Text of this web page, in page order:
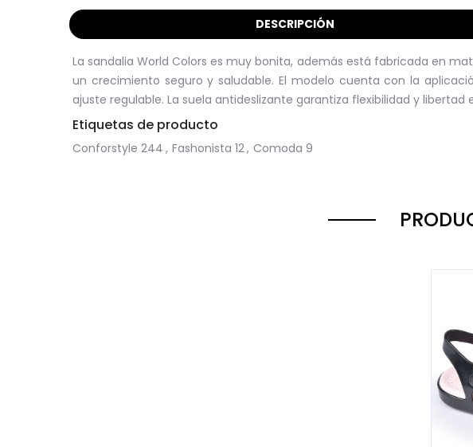
DESCRIPCIÓN
La sandalia World Colors es muy bonita, además está fabricada en
un crecimiento seguro y saludable. El modelo cuenta con la
ajuste regulable. La suela antideslizante garantiza flexibilidad y libertad
Etiquetas de producto
Conforstyle 244 , Fashonista 12, Comoda 9